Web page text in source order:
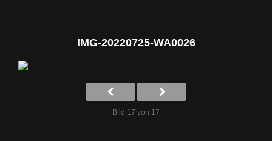
IMG-20220725-WA0026
Bild 17 von 17